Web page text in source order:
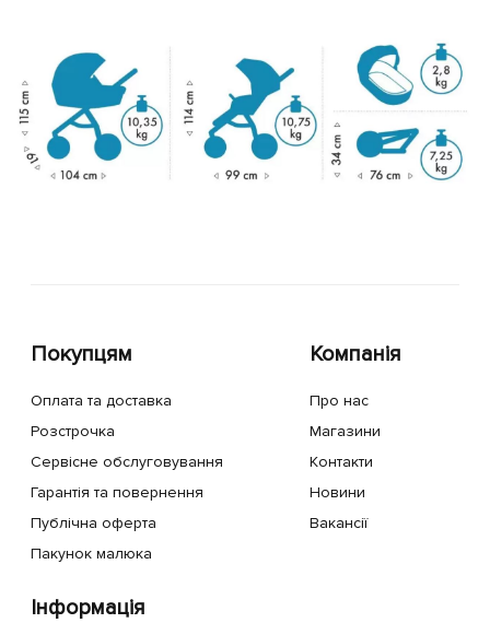
Покупцям
Оплата та доставка
Розстрочка
Сервісне обслуговування
Гарантія та повернення
Публічна оферта
Пакунок малюка
Компанія
Про нас
Магазини
Контакти
Новини
Вакансії
Інформація